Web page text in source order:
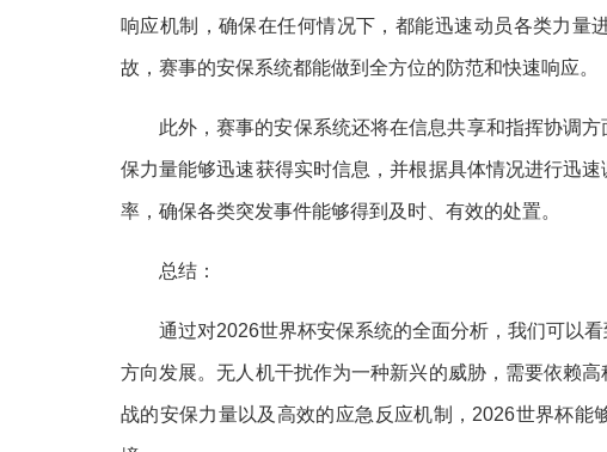
响应机制，确保在任何情况下，都能迅速动员各类力量
故，赛事的安保系统都能做到全方位的防范和快速响应。
此外，赛事的安保系统还将在信息共享和指挥协调
保力量能够迅速获得实时信息，并根据具体情况进行迅
率，确保各类突发事件能够得到及时、有效的处置。
总结：
通过对2026世界杯安保系统的全面分析，我们可以
方向发展。无人机干扰作为一种新兴的威胁，需要依赖
战的安保力量以及高效的应急反应机制，2026世界杯